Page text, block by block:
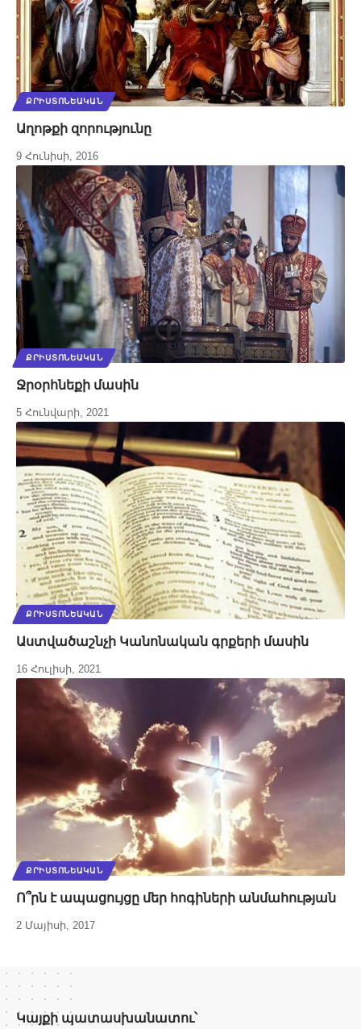
ՔՐԻՍՏՈՆԵԱԿԱՆ
Աղոթքի զորությունը
9 Հունիսի, 2016
ՔՐԻՍՏՈՆԵԱԿԱՆ
Ջրօրհնեքի մասին
5 Հունվարի, 2021
ՔՐԻՍՏՈՆԵԱԿԱՆ
Աստվածաշնչի Կանոնական գրքերի մասին
16 Հուլիսի, 2021
ՔՐԻՍՏՈՆԵԱԿԱՆ
Ո՞րն է ապացույցը մեր հոգիների անմահության
2 Մայիսի, 2017
Կայքի պատասխանատու՝